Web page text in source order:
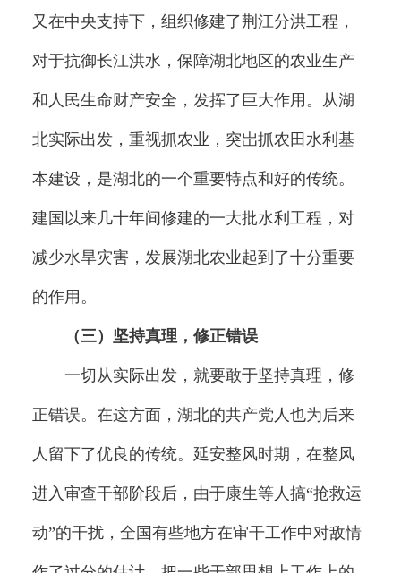
又在中央支持下，组织修建了荆江分洪工程，
对于抗御长江洪水，保障湖北地区的农业生产
和人民生命财产安全，发挥了巨大作用。从湖
北实际出发，重视抓农业，突岀抓农田水利基
本建设，是湖北的一个重要特点和好的传统。
建国以来几十年间修建的一大批水利工程，对
减少水旱灾害，发展湖北农业起到了十分重要
的作用。
（三）坚持真理，修正错误
一切从实际出发，就要敢于坚持真理，修
正错误。在这方面，湖北的共产党人也为后来
人留下了优良的传统。延安整风时期，在整风
进入审查干部阶段后，由于康生等人搞“抢救运
动”的干扰，全国有些地方在审干工作中对敌情